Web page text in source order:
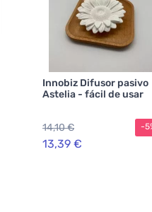
Innobiz Difusor pasivo
Astelia - fácil de usar
14,10 €
13,39 €
-